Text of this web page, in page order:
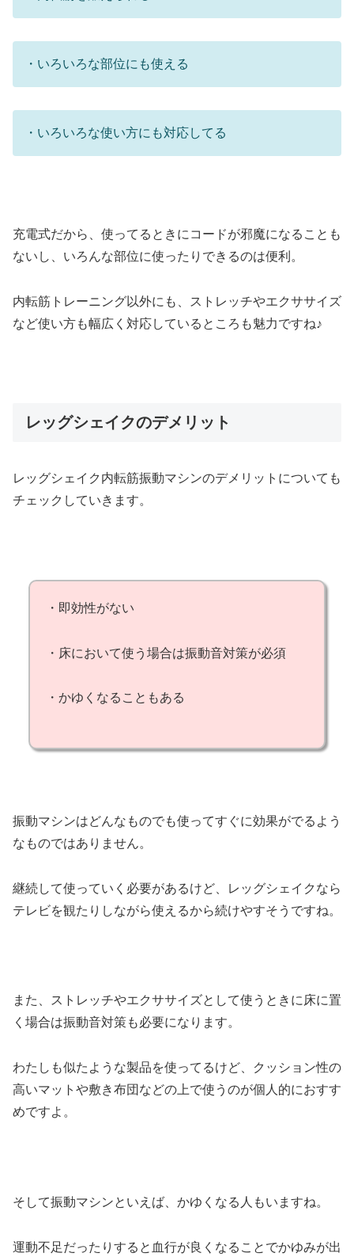
・いろいろな部位にも使える
・いろいろな使い方にも対応してる
充電式だから、使ってるときにコードが邪魔になることも
ないし、いろんな部位に使ったりできるのは便利。
内転筋トレーニング以外にも、ストレッチやエクササイズ
など使い方も幅広く対応しているところも魅力ですね♪
レッグシェイクのデメリット
レッグシェイク内転筋振動マシンのデメリットについても
チェックしていきます。
・即効性がない
・床において使う場合は振動音対策が必須
・かゆくなることもある
振動マシンはどんなものでも使ってすぐに効果がでるよう
なものではありません。
継続して使っていく必要があるけど、レッグシェイクなら
テレビを観たりしながら使えるから続けやすそうですね。
また、ストレッチやエクササイズとして使うときに床に置
く場合は振動音対策も必要になります。
わたしも似たような製品を使ってるけど、クッション性の
高いマットや敷き布団などの上で使うのが個人的におすす
めですよ。
そして振動マシンといえば、かゆくなる人もいますね。
運動不足だったりすると血行が良くなることでかゆみが出